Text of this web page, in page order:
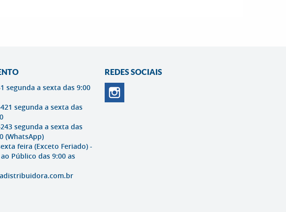
segunda a sexta das 9:00
segunda a sexta das
segunda a sexta das
(WhatsApp)
feira (Exceto Feriado) -
Público das 9:00 as
REDES SOCIAIS